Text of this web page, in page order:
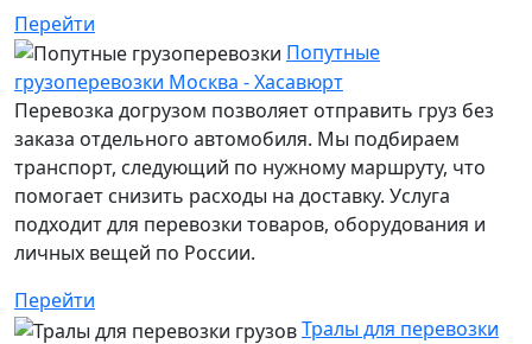
Перейти
Попутные
грузоперевозки Москва - Хасавюрт
Перевозка догрузом позволяет отправить груз без
заказа отдельного автомобиля. Мы подбираем
транспорт, следующий по нужному маршруту, что
помогает снизить расходы на доставку. Услуга
подходит для перевозки товаров, оборудования и
личных вещей по России.
Перейти
Тралы для перевозки